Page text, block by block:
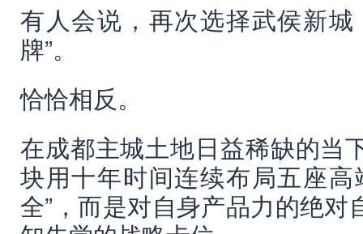
有人会说，再次选择武侯新
牌”。
恰恰相反。
在成都主城土地日益稀缺的当
块用十年时间连续布局五座
全”，而是对自身产品力的绝